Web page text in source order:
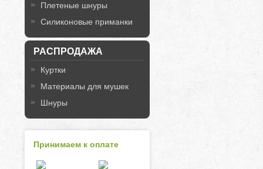
Плетеные шнуры
Силиконовые приманки
РАСПРОДАЖА
Куртки
Материалы для мушек
Шнуры
Принимаем к оплате